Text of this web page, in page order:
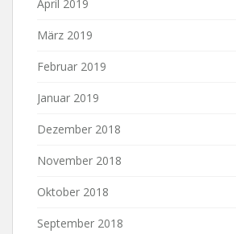
April 2019
März 2019
Februar 2019
Januar 2019
Dezember 2018
November 2018
Oktober 2018
September 2018